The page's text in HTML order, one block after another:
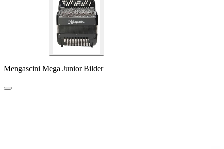
Mengascini Mega Junior Bilder